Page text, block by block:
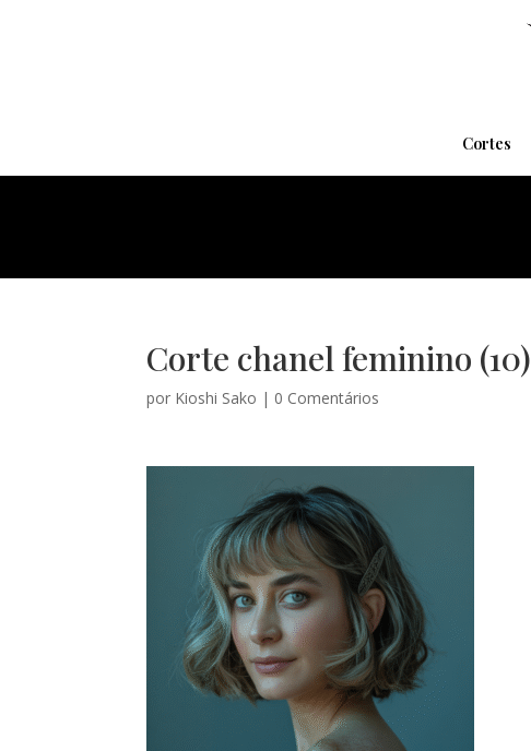
Cortes
Corte chanel feminino (10)
por Kioshi Sako | 0 Comentários